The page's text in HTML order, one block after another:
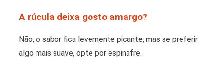
A rúcula deixa gosto amargo?
Não, o sabor fica levemente picante, mas se preferir
algo mais suave, opte por espinafre.